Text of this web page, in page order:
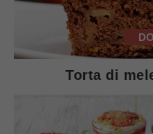
Torta di